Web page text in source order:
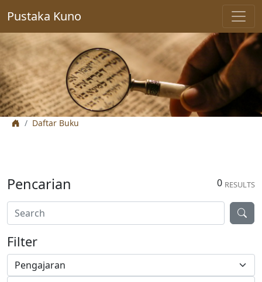
Pustaka Kuno
Daftar Buku
0 RESULTS
Pencarian
Filter